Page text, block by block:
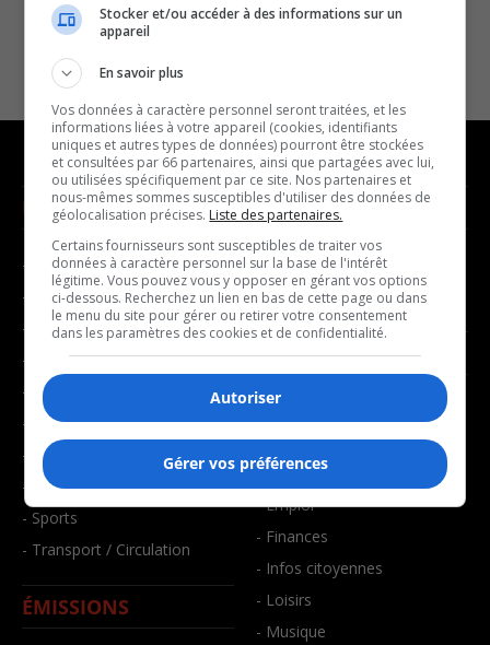
NOUVELLES
- Affaires municipales
- Communauté / Social
- Culture
- Économie
- Éducation
- Environnement
- Faits divers
- Santé et bien-être
- Sports
- Transport / Circulation
ÉMISSIONS
MUSIQUE
- Décompte franco
- Joué récemment
BALADOS
- Affaires
- Art de vivre
- Bien-être
- Emploi
- Finances
- Infos citoyennes
- Loisirs
- Musique
Stocker et/ou accéder à des informations sur un
appareil
En savoir plus
Vos données à caractère personnel seront traitées, et les
informations liées à votre appareil (cookies, identifiants
uniques et autres types de données) pourront être stockées
et consultées par 66 partenaires, ainsi que partagées avec lui,
ou utilisées spécifiquement par ce site. Nos partenaires et
nous-mêmes sommes susceptibles d'utiliser des données de
géolocalisation précises. Liste des partenaires.
Certains fournisseurs sont susceptibles de traiter vos
données à caractère personnel sur la base de l'intérêt
légitime. Vous pouvez vous y opposer en gérant vos options
ci-dessous. Recherchez un lien en bas de cette page ou dans
le menu du site pour gérer ou retirer votre consentement
dans les paramètres des cookies et de confidentialité.
Autoriser
Gérer vos préférences